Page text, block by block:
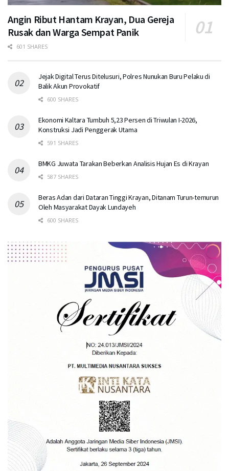
Angin Ribut Hantam Krayan, Dua Gereja
Rusak dan Warga Sempat Panik
601 SHARES
Jejak Digital Terus Ditelusuri, Polres Nunukan Buru Pelaku di
Balik Akun Provokatif
600 SHARES
Ekonomi Kaltara Tumbuh 5,23 Persen di Triwulan I-2026,
Konstruksi Jadi Penggerak Utama
591 SHARES
BMKG Juwata Tarakan Beberkan Analisis Hujan Es di Krayan
587 SHARES
Beras Adan dari Dataran Tinggi Krayan, Ditanam Turun-temurun
Oleh Masyarakat Dayak Lundayeh
600 SHARES